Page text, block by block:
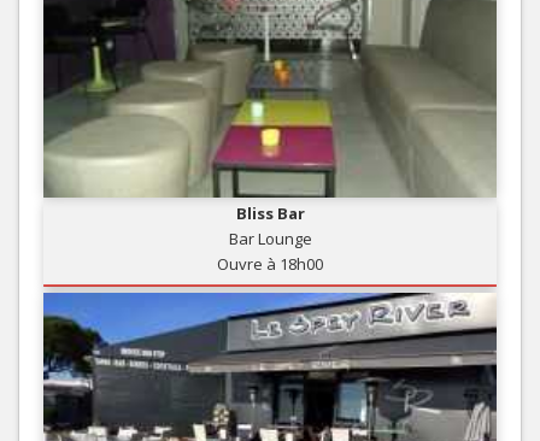
Bliss Bar
Bar Lounge
Ouvre à 18h00